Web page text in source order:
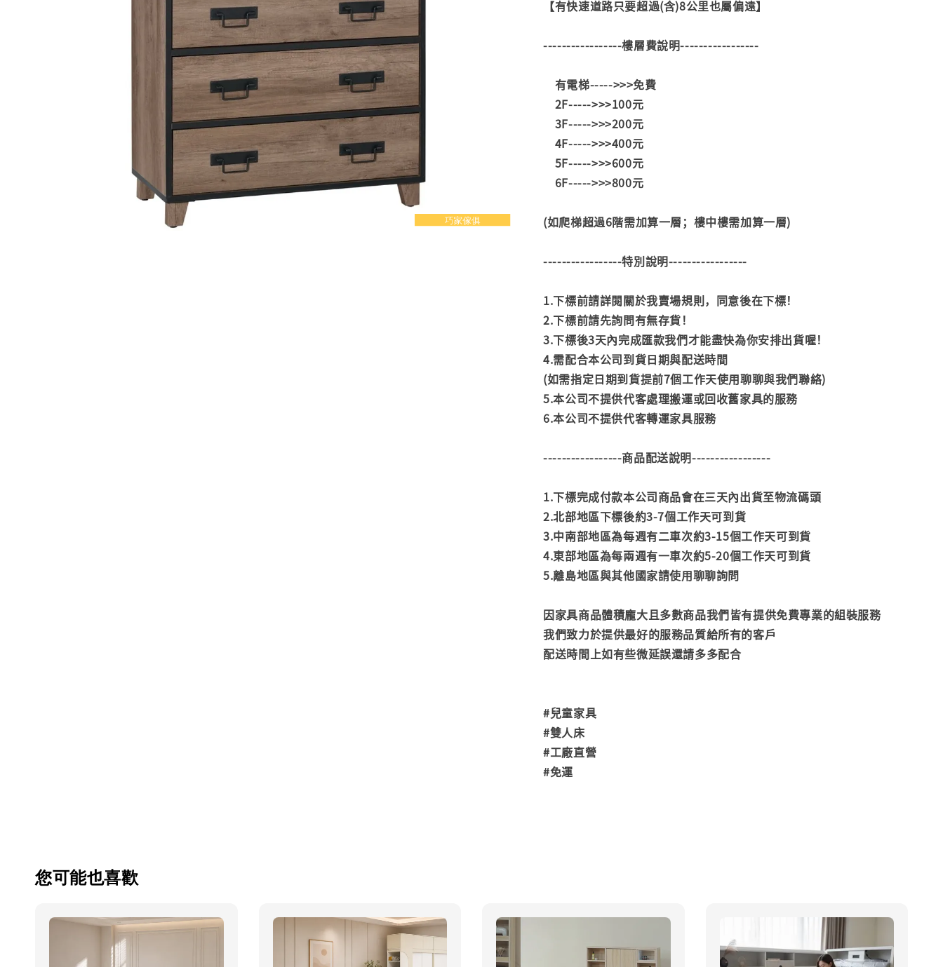
【有快速道路只要超過(含)8公里也屬偏遠】
-----------------樓層費說明-----------------
有電梯----->>>免費
2F----->>>100元
3F----->>>200元
4F----->>>400元
5F----->>>600元
6F----->>>800元
(如爬梯超過6階需加算一層；樓中樓需加算一層)
-----------------特別說明-----------------
1.下標前請詳閱關於我賣場規則，同意後在下標！
2.下標前請先詢問有無存貨！
3.下標後3天內完成匯款我們才能盡快為你安排出貨喔！
4.需配合本公司到貨日期與配送時間
(如需指定日期到貨提前7個工作天使用聊聊與我們聯絡)
5.本公司不提供代客處理搬運或回收舊家具的服務
6.本公司不提供代客轉運家具服務
-----------------商品配送說明-----------------
1.下標完成付款本公司商品會在三天內出貨至物流碼頭
2.北部地區下標後約3-7個工作天可到貨
3.中南部地區為每週有二車次約3-15個工作天可到貨
4.東部地區為每兩週有一車次約5-20個工作天可到貨
5.離島地區與其他國家請使用聊聊詢問
因家具商品體積龐大且多數商品我們皆有提供免費專業的組裝服務
我們致力於提供最好的服務品質給所有的客戶
配送時間上如有些微延誤還請多多配合
#兒童家具
#雙人床
#工廠直營
#免運
您可能也喜歡